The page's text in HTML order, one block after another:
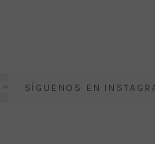
SÍGUENOS EN